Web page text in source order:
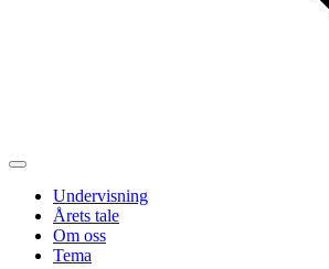
Undervisning
Årets tale
Om oss
Tema